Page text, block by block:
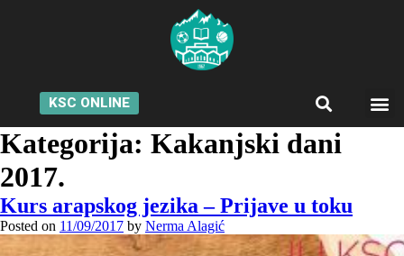
KSC ONLINE
Kategorija: Kakanjski dani
2017.
Kurs arapskog jezika – Prijave u toku
Posted on 11/09/2017 by Nerma Alagić